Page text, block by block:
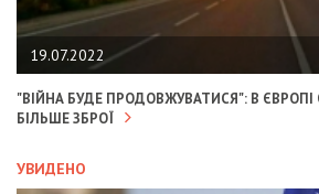
19.07.2022
"ВІЙНА БУДЕ ПРОДОВЖУВАТИСЯ": В ЄВРОПІ
БІЛЬШЕ ЗБРОЇ
УВИДЕНО